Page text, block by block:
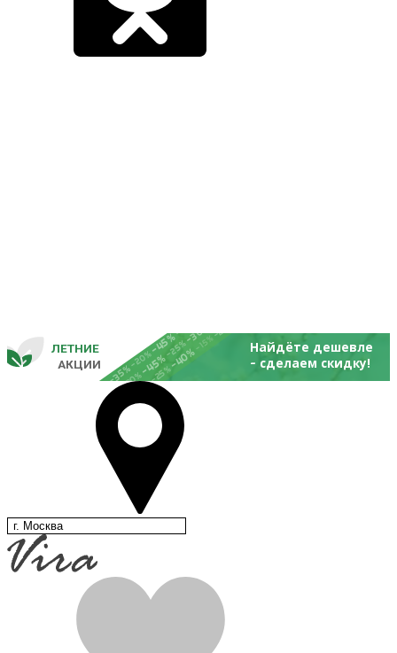
-20%
-25%
-45%
-35%-20%
-25%
-45%
-30%
-15%
-20%
-25%
-40%
АКЦИИ
ЛЕТНИЕ Найдёте дешевле
- сделаем
г. Москва